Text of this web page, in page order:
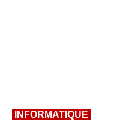
INFORMATIQUE